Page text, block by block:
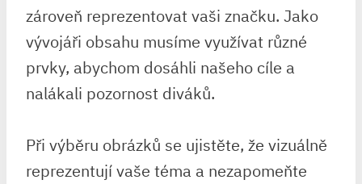
zároveň reprezentovat vaši značku. Jako
vývojáři obsahu musíme využívat různé
prvky, abychom dosáhli našeho cíle a
nalákali pozornost diváků.
Při výběru obrázků se ujistěte, že vizuálně
reprezentují vaše téma a nezapomeňte